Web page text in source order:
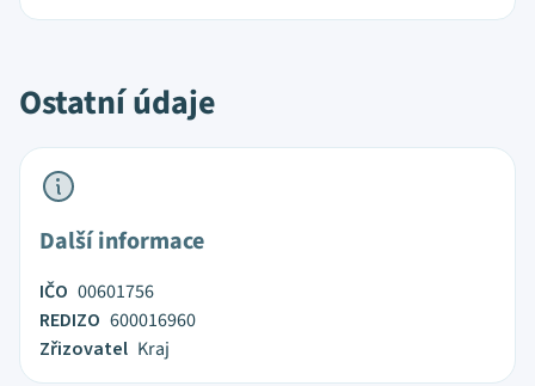
Ostatní údaje
Další informace
IČO 00601756
REDIZO 600016960
Zřizovatel Kraj